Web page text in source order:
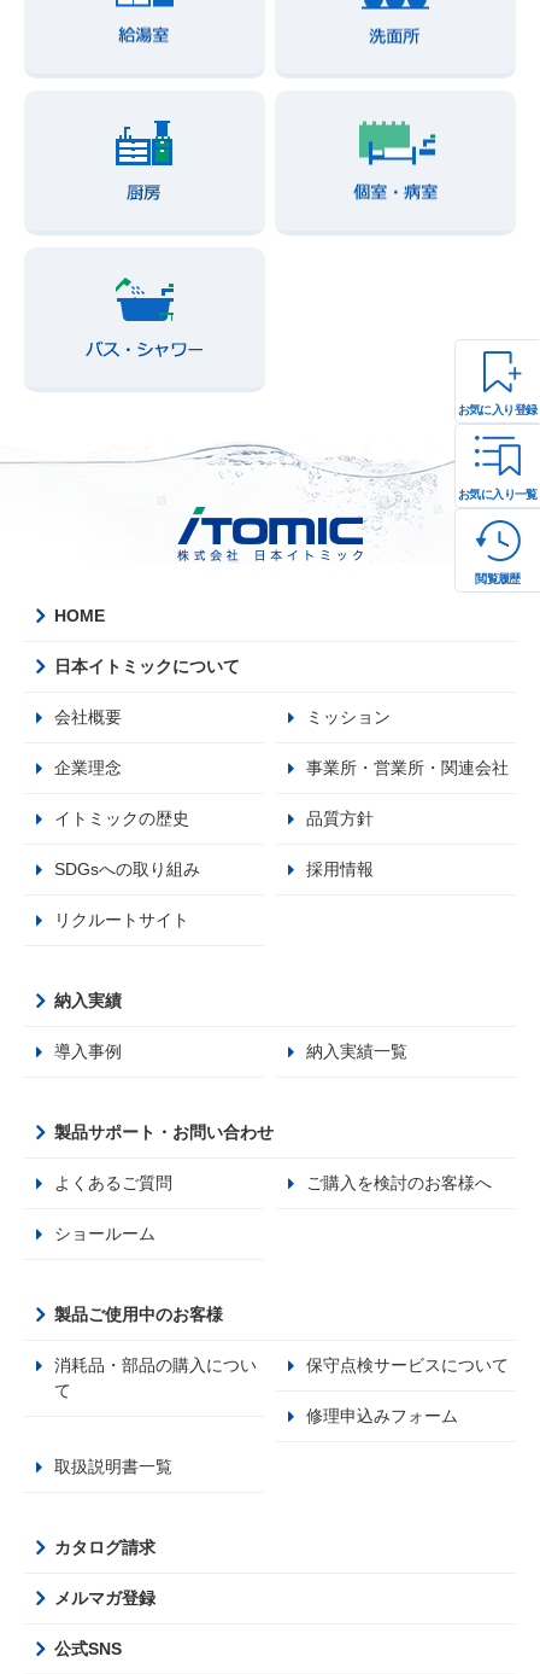
お気に入り登録
お気に入り一覧
閲覧履歴
HOME
日本イトミックについて
会社概要 ミッション
企業理念 事業所・営業所・関連会社
イトミックの歴史 品質方針
SDGsへの取り組み 採用情報
リクルートサイト
納入実績
導入事例 納入実績一覧
製品サポート・お問い合わせ
よくあるご質問 ご購入を検討のお客様へ
ショールーム
製品ご使用中のお客様
消耗品・部品の購入につい
て
保守点検サービスについて
修理申込みフォーム
取扱説明書一覧
カタログ請求
メルマガ登録
公式SNS